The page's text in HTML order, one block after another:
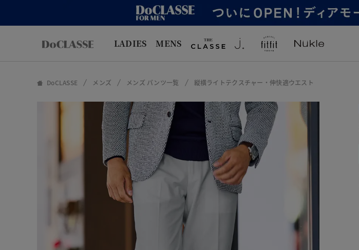
LADIES MENS
DoCLASSE メンズ メンズ パンツ一覧 縦横ライトテクスチャー・伸快適ウエスト